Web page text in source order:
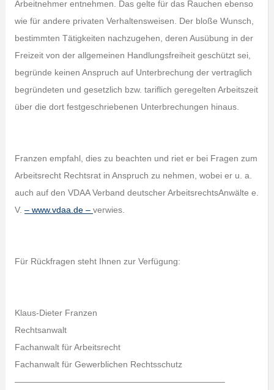
Arbeitnehmer entnehmen. Das gelte für das Rauchen ebenso
wie für andere privaten Verhaltensweisen. Der bloße Wunsch,
bestimmten Tätigkeiten nachzugehen, deren Ausübung in der
Freizeit von der allgemeinen Handlungsfreiheit geschützt sei,
begründe keinen Anspruch auf Unterbrechung der vertraglich
begründeten und gesetzlich bzw. tariflich geregelten Arbeitszeit
über die dort festgeschriebenen Unterbrechungen hinaus.
Franzen empfahl, dies zu beachten und riet er bei Fragen zum
Arbeitsrecht Rechtsrat in Anspruch zu nehmen, wobei er u. a.
auch auf den VDAA Verband deutscher ArbeitsrechtsAnwälte e.
V. – www.vdaa.de – verwies.
Für Rückfragen steht Ihnen zur Verfügung:
Klaus-Dieter Franzen
Rechtsanwalt
Fachanwalt für Arbeitsrecht
Fachanwalt für Gewerblichen Rechtsschutz
————————————————————————–